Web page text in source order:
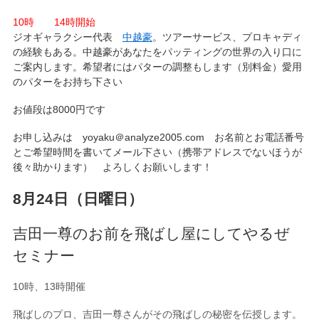
10時 14時開始
ジオギャラクシー代表 中越豪。ツアーサービス、プロキャディ
の経験もある。中越豪があなたをパッティングの世界の入り口に
ご案内します。希望者にはパターの調整もします（別料金）愛用
のパターをお持ち下さい
お値段は8000円です
お申し込みは yoyaku＠analyze2005.com お名前とお電話番号
とご希望時間を書いてメール下さい（携帯アドレスでないほうが
後々助かります） よろしくお願いします！
8月24日（日曜日）
吉田一尊のお前を飛ばし屋にしてやるぜ
セミナー
10時、13時開催
飛ばしのプロ、吉田一尊さんがその飛ばしの秘密を伝授します。